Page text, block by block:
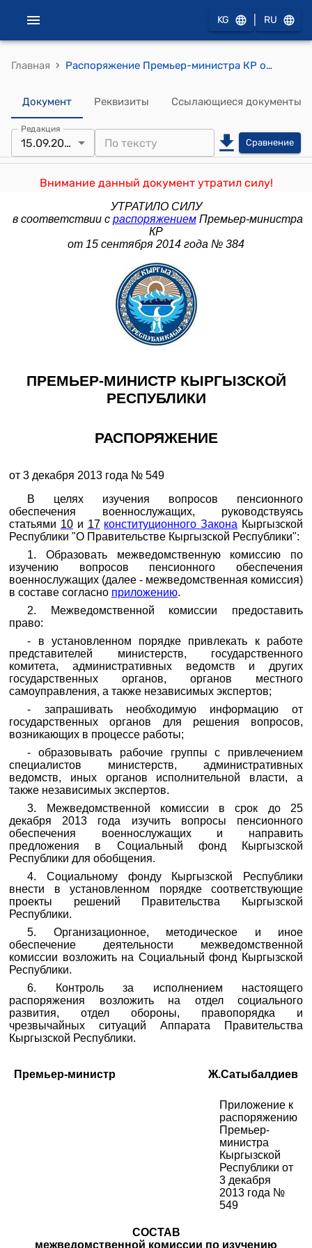
KG RU
Главная › Распоряжение Премьер-министра КР от 3 декабря 2013 года № 549 (Об образовании межведомственной комиссии по изучению вопросов пенсионного обеспечения военнослужащих)
Документ Реквизиты Ссылающиеся документы
Редакция
15.09.2014 Сравнение
Внимание данный документ утратил силу!